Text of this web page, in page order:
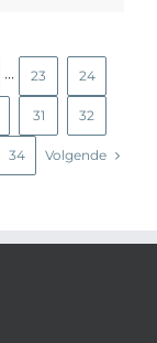
··· 23 24
31 32
34 Volgende